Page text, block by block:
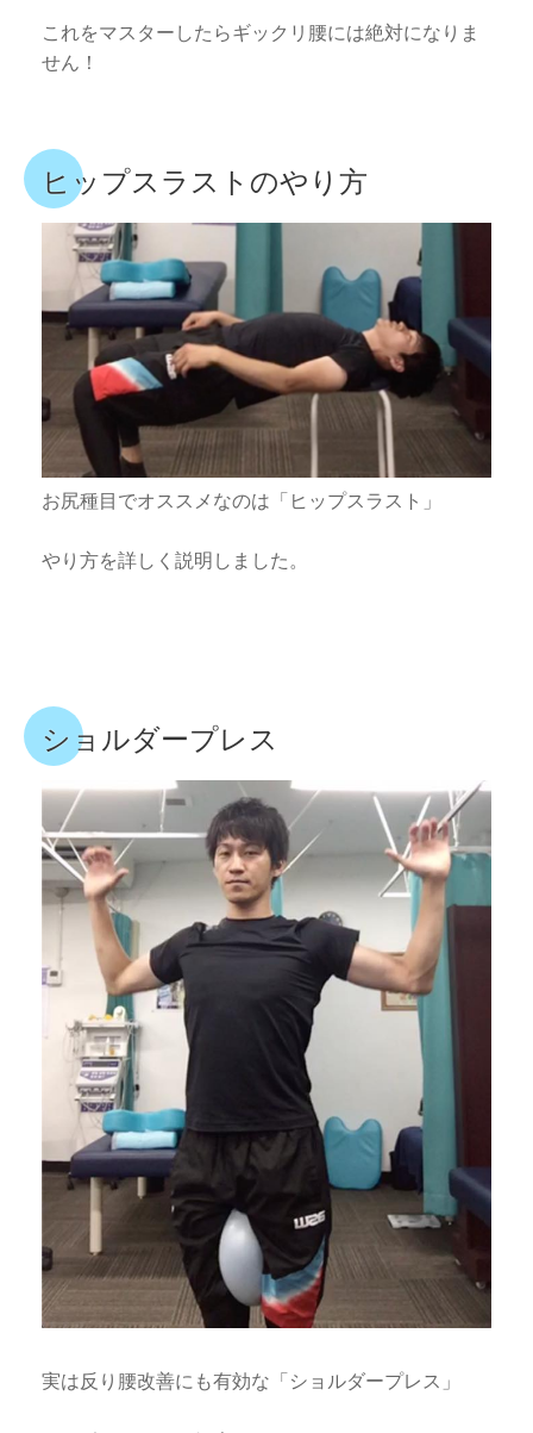
これをマスターしたらギックリ腰には絶対になりま
せん！
ヒップスラストのやり方
お尻種目でオススメなのは「ヒップスラスト」
やり方を詳しく説明しました。
ショルダープレス
実は反り腰改善にも有効な「ショルダープレス」